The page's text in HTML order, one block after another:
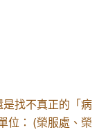
是找不真正的「病
位： (榮服處、榮